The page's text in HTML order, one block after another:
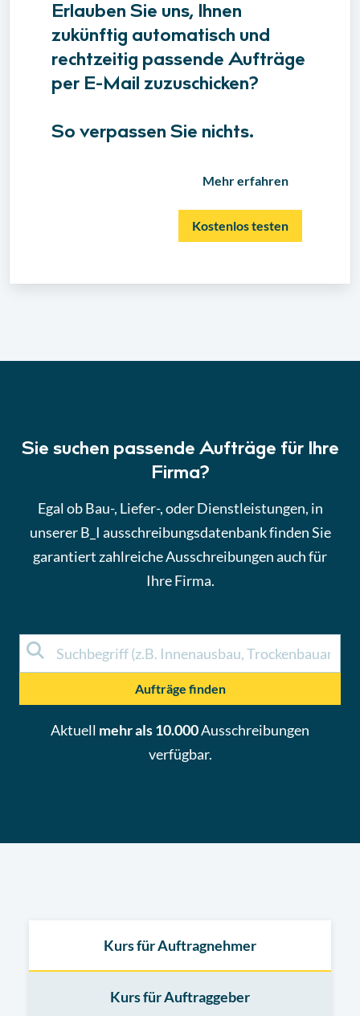
Erlauben Sie uns, Ihnen
zukünftig automatisch und
rechtzeitig passende Aufträge
per E-Mail zuzuschicken?
So verpassen Sie nichts.
Mehr erfahren
Kostenlos testen
Sie suchen passende Aufträge für Ihre
Firma?
Egal ob Bau-, Liefer-, oder Dienstleistungen, in
unserer B_I ausschreibungsdatenbank finden Sie
garantiert zahlreiche Ausschreibungen auch für
Ihre Firma.
Aufträge finden
Aktuell mehr als 10.000Ausschreibungen
verfügbar.
Kurs für Auftragnehmer
Kurs für Auftraggeber